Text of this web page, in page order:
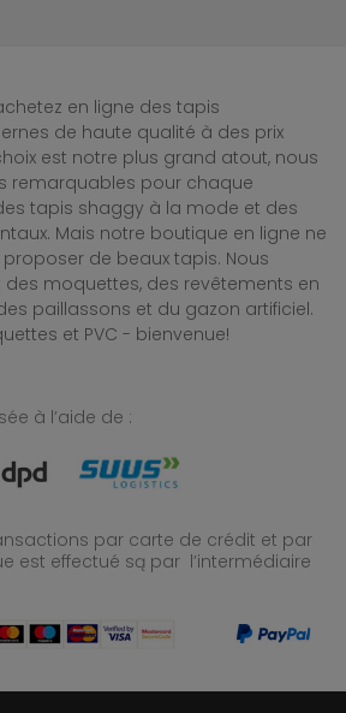
en ligne des tapis
de haute qualité à des prix
est notre plus grand atout, nous
remarquables pour chaque
tapis shaggy à la mode et des
Mais notre boutique en ligne ne
de beaux tapis. Nous
moquettes, des revêtements en
paillassons et du gazon artificiel.
et PVC - bienvenue!
à l’aide de :
par carte de crédit et par
est effectué są par l’intermédiaire